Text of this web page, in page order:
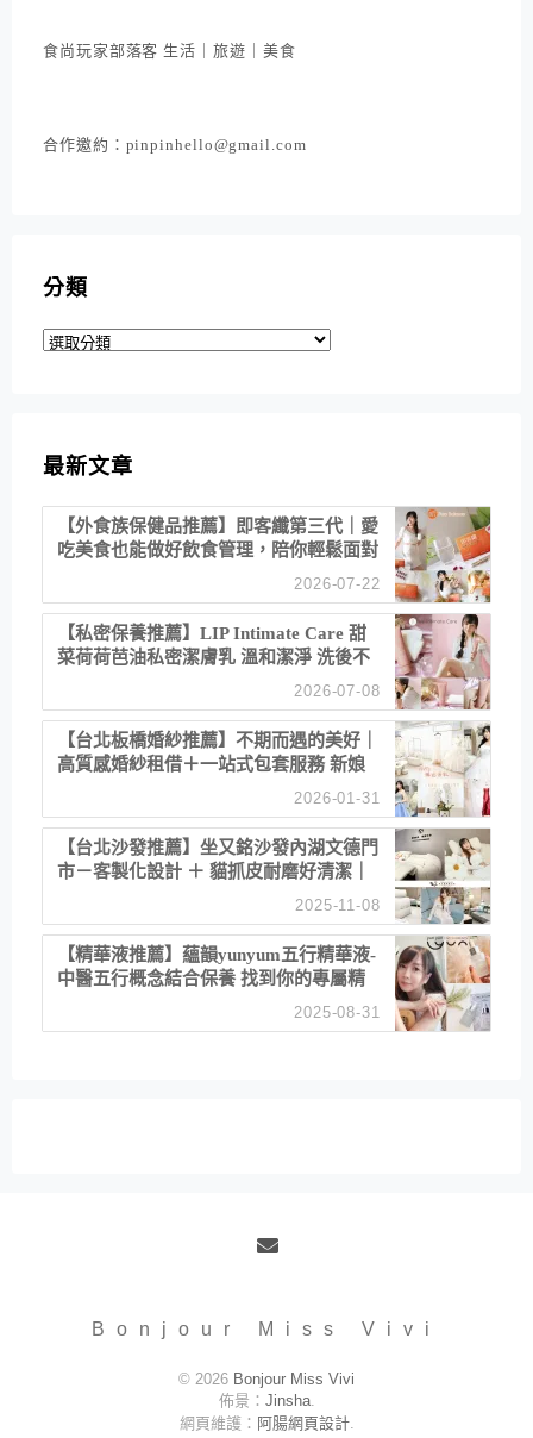
食尚玩家部落客 生活｜旅遊｜美食
合作邀約：pinpinhello@gmail.com
分類
分
最新文章
【外食族保健品推薦】即客纖第三代｜愛
吃美食也能做好飲食管理，陪你輕鬆面對
2026-07-22
【私密保養推薦】LIP Intimate Care 甜
菜荷荷芭油私密潔膚乳 溫和潔淨 洗後不
2026-07-08
【台北板橋婚紗推薦】不期而遇的美好｜
高質感婚紗租借＋一站式包套服務 新娘
2026-01-31
【台北沙發推薦】坐又銘沙發內湖文德門
市－客製化設計 ＋ 貓抓皮耐磨好清潔｜
直營直銷、價格透明 高CP值打造夢想
居家風格
2025-11-08
【精華液推薦】蘊韻yunyum五行精華液-
中醫五行概念結合保養 找到你的專屬精
華！ 水㊀土㊀就選「潤・賦精華」維持
肌膚剛剛好的平衡
2025-08-31
Bonjour Miss Vivi
© 2026 Bonjour Miss Vivi
佈景： Jinsha.
網頁維護： 阿腸網頁設計.